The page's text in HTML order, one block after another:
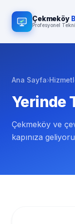
Çekmeköy
Profesyonel
Ana Sayfa›
Yerinde
Çekmeköy ve
kapınıza